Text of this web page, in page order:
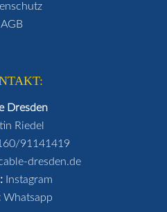
AGB
Dresden
Riedel
91141419
dresden.de
Instagram
Whatsapp